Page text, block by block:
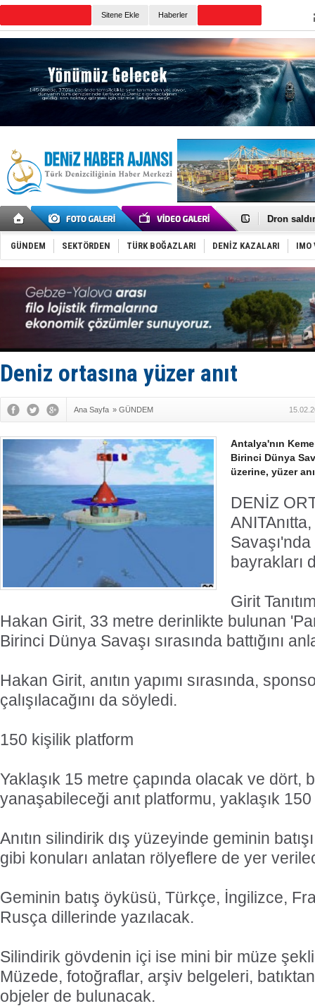
Sitene Ekle Haberler
Gemi
Dron
'REGAL 1'
Gemide 5
Yakıt
Rus
Tatil
Rusya,
Enejota
Denizcilik
GÜNDEM SEKTÖRDEN TÜRK BOĞAZLARI DENİZ KAZALARI IMO
Deniz ortasına yüzer anıt
Ana Sayfa » GÜNDEM
Antalya'nın
Birinci Dünya
üzerine, yüzer
DENİZ
ANIT
bayrakları
Girit
Hakan Girit, 33 metre derinlikte bulunan
Birinci Dünya Savaşı sırasında battığını
Hakan Girit, anıtın yapımı sırasında,
çalışılacağını da söyledi.
150 kişilik platform
Yaklaşık 15 metre çapında olacak ve dört,
yanaşabileceği anıt platformu, yaklaşık
Anıtın silindirik dış yüzeyinde geminin
gibi konuları anlatan rölyeflere de yer
Geminin batış öyküsü, Türkçe, İngilizce,
Rusça dillerinde yazılacak.
Silindirik gövdenin içi ise mini bir müze
Müzede, fotoğraflar, arşiv belgeleri,
objeler de bulunacak.